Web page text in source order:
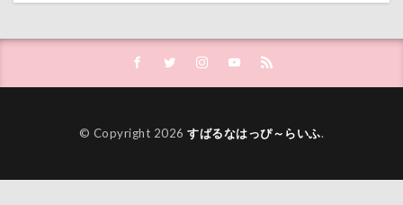
© Copyright 2026すばるなはっぴ～らいふ.